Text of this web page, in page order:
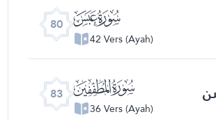
80 ﯽ
42 Vers (Ayah)
83 ﰀ
36 Vers (Ayah)